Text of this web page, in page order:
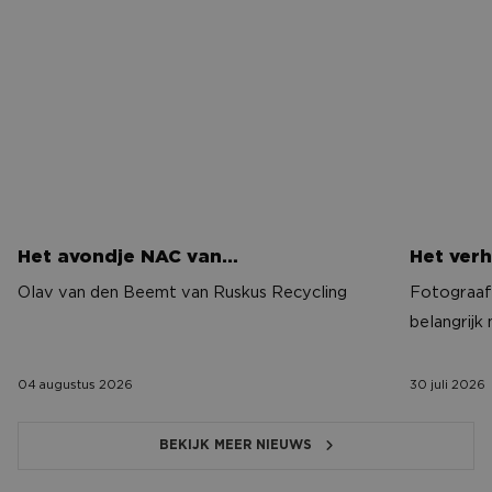
Het avondje NAC van…
Olav van den Beemt van Ruskus Recycling
04 augustus 2026
Het
belangrijk
30 juli 2026
BEKIJK MEER NIEUWS